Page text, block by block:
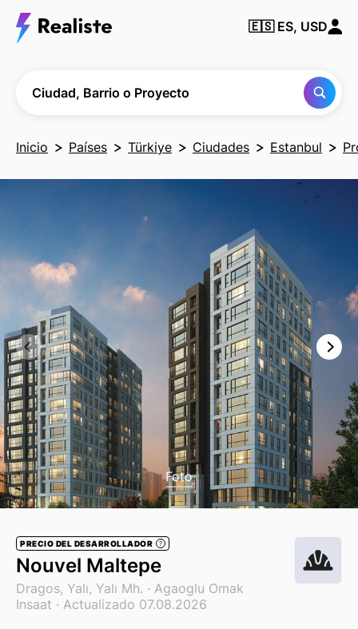
Encuentra
cualquier
🇪🇸 ES, USD
Ciudad, Barrio o Proyecto
Inicio Países Türkiye Ciudades Estanbul
Foto
PRECIO DEL DESARROLLADOR ?
Nouvel Maltepe
Dragos, Yalı, Yalı Mh. · Agaoglu Omak
Insaat · Actualizado 07.08.2026